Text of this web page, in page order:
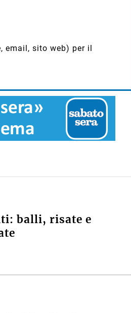
email, sito web) per il
balli, risate e